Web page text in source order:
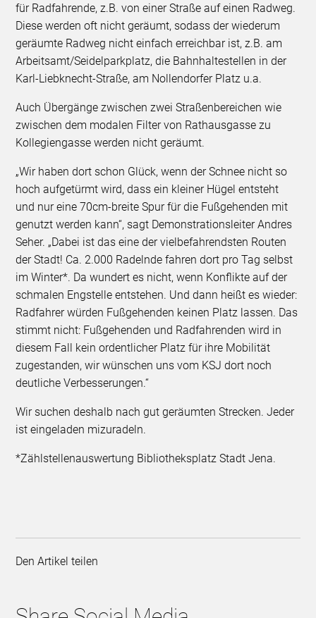
für Radfahrende, z.B. von einer Straße auf einen Radweg.
Diese werden oft nicht geräumt, sodass der wiederum
geräumte Radweg nicht einfach erreichbar ist, z.B. am
Arbeitsamt/Seidelparkplatz, die Bahnhaltestellen in der
Karl-Liebknecht-Straße, am Nollendorfer Platz u.a.
Auch Übergänge zwischen zwei Straßenbereichen wie
zwischen dem modalen Filter von Rathausgasse zu
Kollegiengasse werden nicht geräumt.
„Wir haben dort schon Glück, wenn der Schnee nicht so
hoch aufgetürmt wird, dass ein kleiner Hügel entsteht
und nur eine 70cm-breite Spur für die Fußgehenden mit
genutzt werden kann“, sagt Demonstrationsleiter Andres
Seher. „Dabei ist das eine der vielbefahrendsten Routen
der Stadt! Ca. 2.000 Radelnde fahren dort pro Tag selbst
im Winter*. Da wundert es nicht, wenn Konflikte auf der
schmalen Engstelle entstehen. Und dann heißt es wieder:
Radfahrer würden Fußgehenden keinen Platz lassen. Das
stimmt nicht: Fußgehenden und Radfahrenden wird in
diesem Fall kein ordentlicher Platz für ihre Mobilität
zugestanden, wir wünschen uns vom KSJ dort noch
deutliche Verbesserungen.“
Wir suchen deshalb nach gut geräumten Strecken. Jeder
ist eingeladen mizuradeln.
*Zählstellenauswertung Bibliotheksplatz Stadt Jena.
Den Artikel teilen